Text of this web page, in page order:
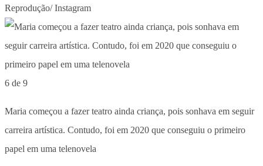
Reprodução/ Instagram
6 de 9
Maria começou a fazer teatro ainda criança, pois sonhava em seguir
carreira artística. Contudo, foi em 2020 que conseguiu o primeiro
papel em uma telenovela